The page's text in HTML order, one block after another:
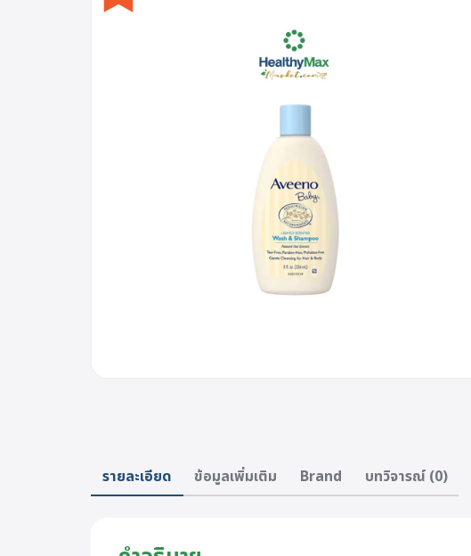
รายละเอียด ข้อมูลเพิ่มเติม Brand บทวิจารณ์ (0)